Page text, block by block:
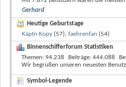
Gerhard
Heutige Geburtstage
Käptn Kopy (57), faehrenfan (54)
Binnenschifferforum Statistiken
Themen
94.238 Beiträge 444.088
Wir begrüßen unseren neuesten
Symbol-Legende